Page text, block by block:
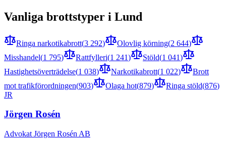
Vanliga brottstyper i Lund
Ringa narkotikabrott(3 292) Olovlig körning(2 644)
Misshandel(1 795) Rattfylleri(1 241) Stöld(1 041)
Hastighetsöverträdelse(1 038) Narkotikabrott(1 022)
Brott
mot trafikförordningen(903) Olaga hot(879) Ringa stöld(876)
JR
Jörgen Rosén
Advokat Jörgen Rosén AB